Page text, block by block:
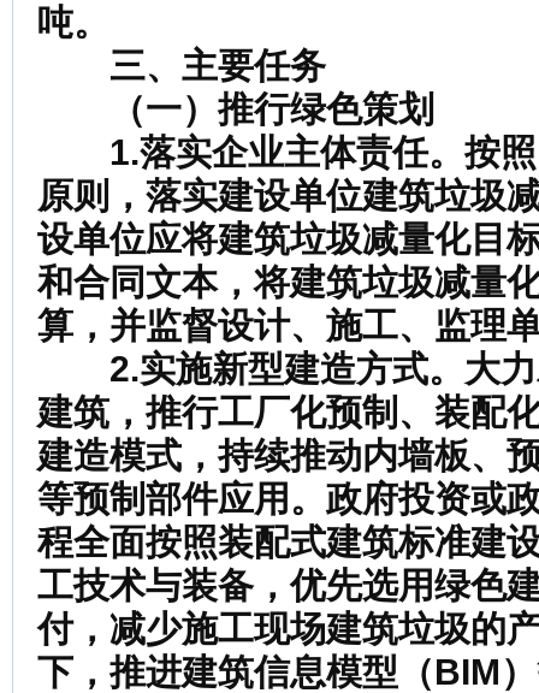
吨。
三、主要任务
（一）推行绿色策划
1.落实企业主体责任。按
原则，落实建设单位建筑垃圾
设单位应将建筑垃圾减量化目
和合同文本，将建筑垃圾减量
算，并监督设计、施工、监理
2.实施新型建造方式。 大
建筑，推行工厂化预制、装配
建造模式，持续推动内墙板、
等预制部件应用。政府投资或
程全面按照装配式建筑标准建
工技术与装备，优先选用绿色
付，减少施工现场建筑垃圾的
下，推进建筑信息模型（BIM